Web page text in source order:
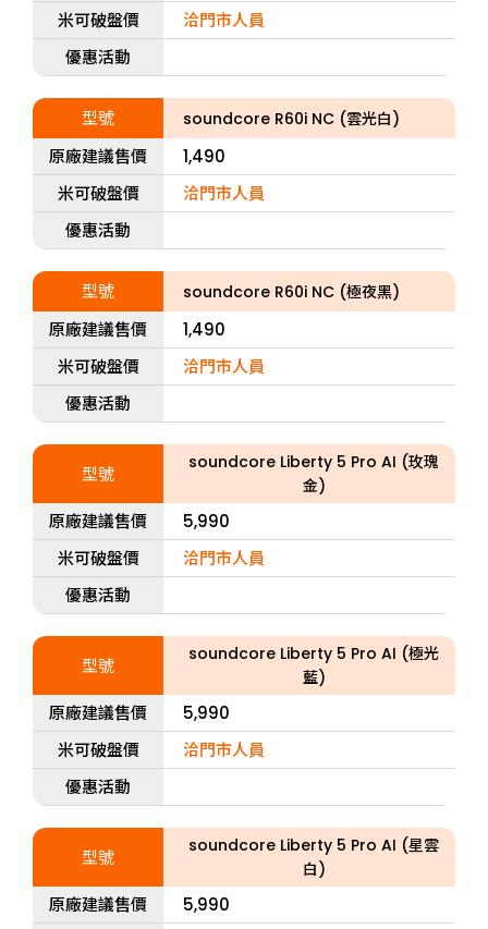
米可破盤價
洽門市人員
優惠活動
型號 soundcore R60i NC (雲光白)
原廠建議售價
1,490
米可破盤價
洽門市人員
優惠活動
型號 soundcore R60i NC (極夜黑)
原廠建議售價
1,490
米可破盤價
洽門市人員
優惠活動
型號
soundcore Liberty 5 Pro AI (玫瑰
金)
原廠建議售價
5,990
米可破盤價
洽門市人員
優惠活動
型號
soundcore Liberty 5 Pro AI (極光
藍)
原廠建議售價
5,990
米可破盤價
洽門市人員
優惠活動
型號
soundcore Liberty 5 Pro AI (星雲
白)
原廠建議售價
5,990